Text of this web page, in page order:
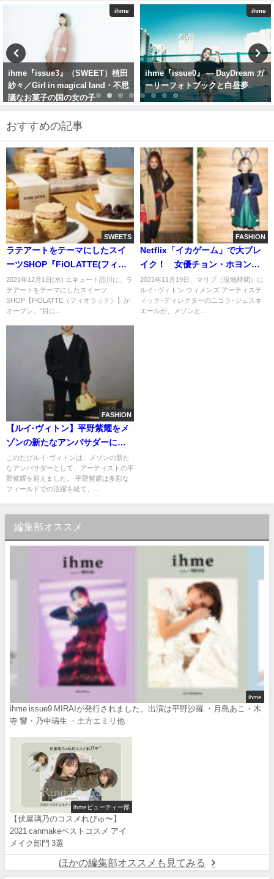
ihme
ihme『issue0』 — DayDream ガ
ーリーフォトブックと白昼夢
ihme
ihme issue1 — Scene3：代々木
公園と山本姫香／ピンクずきんち
ゃん
おすすめの記事
SWEETS
ラテアートをテーマにしたスイ
ーツSHOP『FiOLATTE(フィオ
ラッテ)』がエキュート品川に12
月1日（水）オープン
2021年12月1日(水) エキュート品川に、ラ
テアートをテーマにしたスイーツ
SHOP【FiOLATTE（フィオラッテ）】が
オープン。“目に...
FASHION
Netflix「イカゲーム」で大ブレ
イク！ 女優チョン・ホヨンや
アメリカの人気女優クロエ･グレ
ース･モレッツらがマリブで開催
されたルイ·ヴィトンのイベント
2021年11月19日、マリブ（現地時間）に
ルイ･ヴィトン ウィメンズ アーティステ
ィック･ディレクターの二コラ･ジェスキ
エールが、メゾンと...
FASHION
【ルイ·ヴィトン】平野紫耀をメ
ゾンの新たなアンバサダーに起
用
このたびルイ·ヴィトンは、メゾンの新た
なアンバサダーとして、アーティストの平
野紫耀を迎えました。 平野紫耀は多彩な
フィールドでの活躍を経て、...
編集部オススメ
ihme
ihme issue9 MIRAIが発行されました。出演は平野沙羅 ・月島あこ・木
寺 響・乃中瑞生 ・土方エミリ他
ihmeビューティー部
【伏屋璃乃のコスメれびゅ〜】
2021 canmakeベストコスメ アイ
メイク部門 3選
ほかの編集部オススメも見てみる